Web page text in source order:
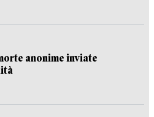
anonime inviate